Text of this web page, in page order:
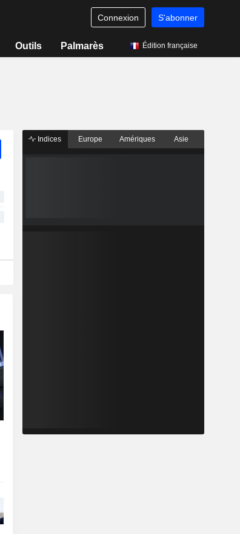
Connexion S'abonner
Outils Palmarès Édition française
Indices Europe Amériques Asie